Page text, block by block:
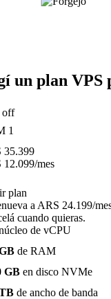
un plan VPS
off
1
35.399
12.099/mes
plan
a ARS 24.199/
cuando quieras.
de vCPU
de RAM
GB en disco NVMe
de ancho de banda